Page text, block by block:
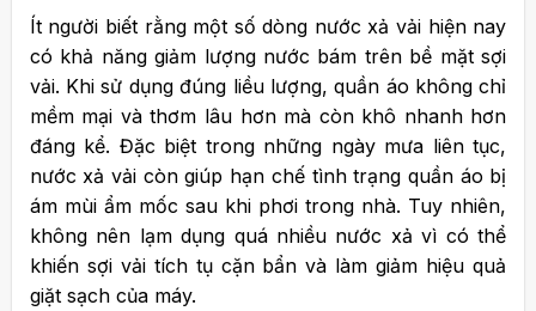
Ít người biết rằng một số dòng nước xả vải hiện nay
có khả năng giảm lượng nước bám trên bề mặt sợi
vải. Khi sử dụng đúng liều lượng, quần áo không chỉ
mềm mại và thơm lâu hơn mà còn khô nhanh hơn
đáng kể. Đặc biệt trong những ngày mưa liên tục,
nước xả vải còn giúp hạn chế tình trạng quần áo bị
ám mùi ẩm mốc sau khi phơi trong nhà. Tuy nhiên,
không nên lạm dụng quá nhiều nước xả vì có thể
khiến sợi vải tích tụ cặn bẩn và làm giảm hiệu quả
giặt sạch của máy.